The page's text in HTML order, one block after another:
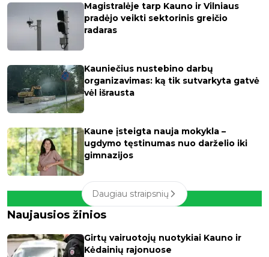
Magistralėje tarp Kauno ir Vilniaus
pradėjo veikti sektorinis greičio
radaras
Kauniečius nustebino darbų
organizavimas: ką tik sutvarkyta gatvė
vėl išrausta
Kaune įsteigta nauja mokykla –
ugdymo tęstinumas nuo darželio iki
gimnazijos
Daugiau straipsnių
Naujausios žinios
Girtų vairuotojų nuotykiai Kauno ir
Kėdainių rajonuose